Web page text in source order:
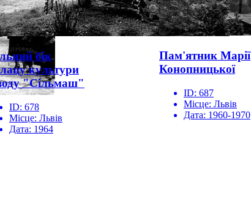
бік
культури
"Сільмаш"
ID: 678
Місце: Львів
Дата: 1964
Пам'ятник Марії
Конопницької
ID: 687
Місце: Львів
Дата: 1960-1970